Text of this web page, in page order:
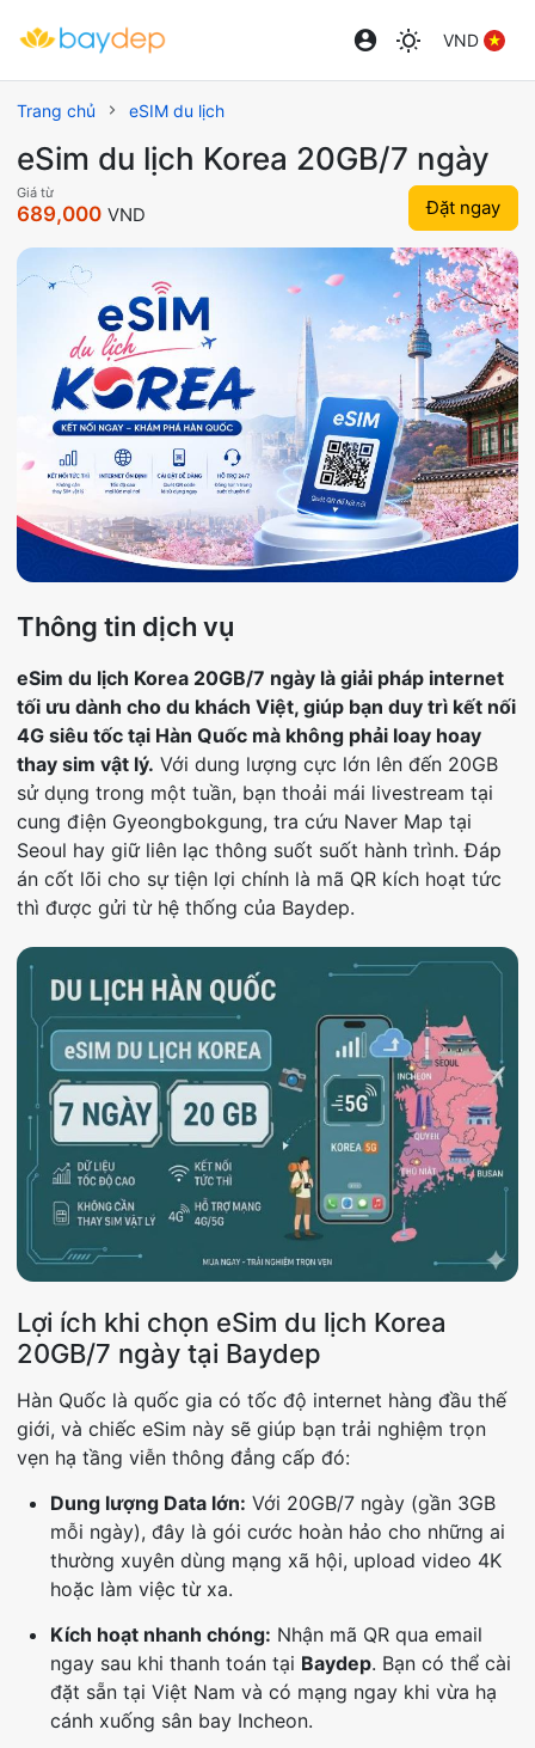
VND
Trang chủ eSIM du lịch
eSim du lịch Korea 20GB/7 ngày
Giá từ
689,000 VND Đặt ngay
Thông tin dịch vụ
eSim du lịch Korea 20GB/7 ngày là giải pháp internet
tối ưu dành cho du khách Việt, giúp bạn duy trì kết nối
4G siêu tốc tại Hàn Quốc mà không phải loay hoay
thay sim vật lý. Với dung lượng cực lớn lên đến 20GB
sử dụng trong một tuần, bạn thoải mái livestream tại
cung điện Gyeongbokgung, tra cứu Naver Map tại
Seoul hay giữ liên lạc thông suốt suốt hành trình. Đáp
án cốt lõi cho sự tiện lợi chính là mã QR kích hoạt tức
thì được gửi từ hệ thống của Baydep.
Lợi ích khi chọn eSim du lịch Korea
20GB/7 ngày tại Baydep
Hàn Quốc là quốc gia có tốc độ internet hàng đầu thế
giới, và chiếc eSim này sẽ giúp bạn trải nghiệm trọn
vẹn hạ tầng viễn thông đẳng cấp đó:
Dung lượng Data lớn: Với 20GB/7 ngày (gần 3GB
mỗi ngày), đây là gói cước hoàn hảo cho những ai
thường xuyên dùng mạng xã hội, upload video 4K
hoặc làm việc từ xa.
Kích hoạt nhanh chóng: Nhận mã QR qua email
ngay sau khi thanh toán tại Baydep. Bạn có thể cài
đặt sẵn tại Việt Nam và có mạng ngay khi vừa hạ
cánh xuống sân bay Incheon.